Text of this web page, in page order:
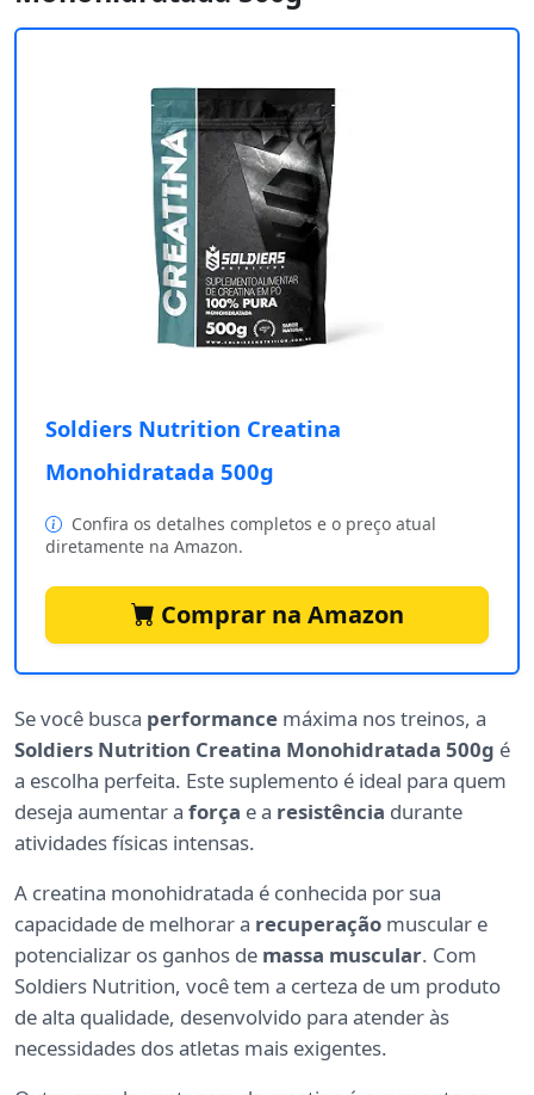
Soldiers Nutrition Creatina
Monohidratada 500g
Confira os detalhes completos e o preço atual
diretamente na Amazon.
Comprar na Amazon
Se você busca performance máxima nos treinos, a
Soldiers Nutrition Creatina Monohidratada 500g é
a escolha perfeita. Este suplemento é ideal para quem
deseja aumentar a força e a resistência durante
atividades físicas intensas.
A creatina monohidratada é conhecida por sua
capacidade de melhorar a recuperação muscular e
potencializar os ganhos de massa muscular. Com
Soldiers Nutrition, você tem a certeza de um produto
de alta qualidade, desenvolvido para atender às
necessidades dos atletas mais exigentes.